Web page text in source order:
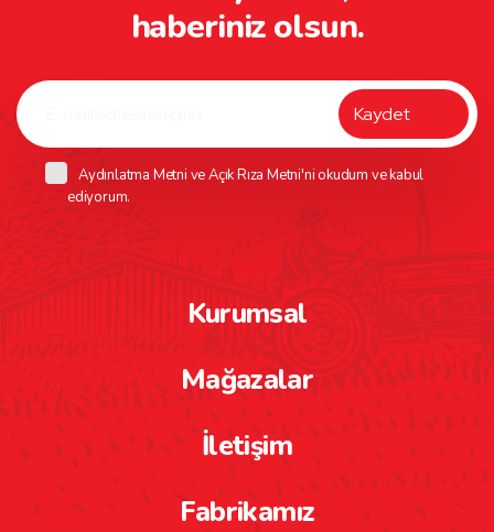
haberiniz olsun.
Aydınlatma Metni veAçık Rıza Metni'ni okudum ve kabul
ediyorum.
Kurumsal
Mağazalar
İletişim
Fabrikamız